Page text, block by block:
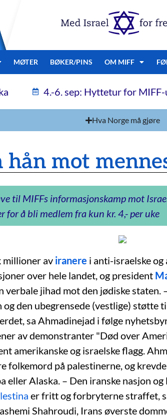
MØTER BØKER/PINS OM MIFF
4.-6. sep: Hyttetur for
Hva Norge må gjøre
hån mot
til MIFFs informasjonskamp mot
for å bli medlem fra kun kr. 4,- per uke
millioner av iranere i anti-israelske
over hele landet, og president
verbale jihad mot den jødiske
og den ubegrensede (vestlige) støtte
sa Ahmadinejad i følge
av demonstranter "Død over
amerikanske og israelske flagg.
folkemord på palestinerne, og
eller Alaska. – Den iranske nasjon
er fritt og forbryterne straffet,
Shahroudi, Irans øverste